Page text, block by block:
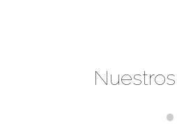
Nuestros